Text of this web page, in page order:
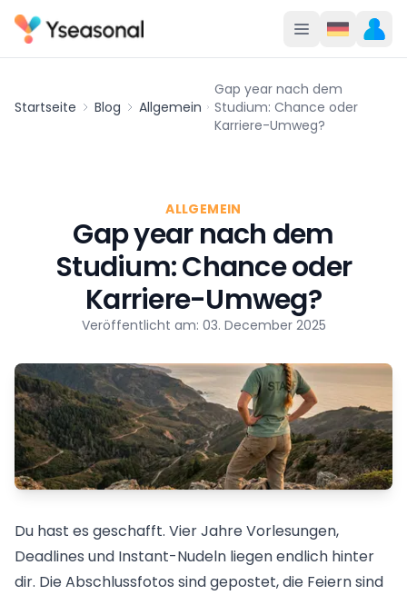
Startseite Blog Allgemein
Gap year nach dem
Studium: Chance oder
Karriere-Umweg?
ALLGEMEIN
Gap year nach dem
Studium: Chance oder
Karriere-Umweg?
Veröffentlicht am: 03. December 2025
Du hast es geschafft. Vier Jahre Vorlesungen,
Deadlines und Instant-Nudeln liegen endlich hinter
dir. Die Abschlussfotos sind gepostet, die Feiern sind